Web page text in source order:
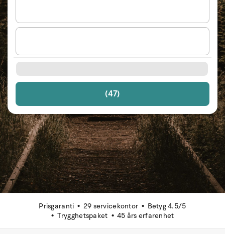
(47)
Prisgaranti 29 servicekontor
Betyg 4.5/5
Trygghetspaket
45 års erfarenhet